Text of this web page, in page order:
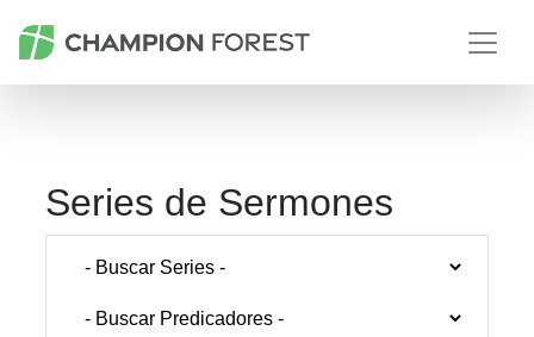
Series de Sermones